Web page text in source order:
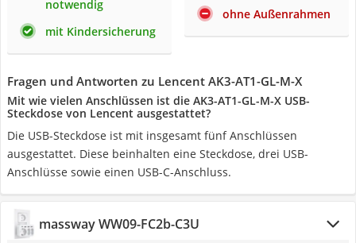
notwendig
mit Kindersicherung
ohne Außenrahmen
Fragen und Antworten zu Lencent AK3-AT1-GL-M-X
Mit wie vielen Anschlüssen ist die AK3-AT1-GL-M-X USB-
Steckdose von Lencent ausgestattet?
Die USB-Steckdose ist mit insgesamt fünf Anschlüssen
ausgestattet. Diese beinhalten eine Steckdose, drei USB-
Anschlüsse sowie einen USB-C-Anschluss.
massway WW09-FC2b-C3U